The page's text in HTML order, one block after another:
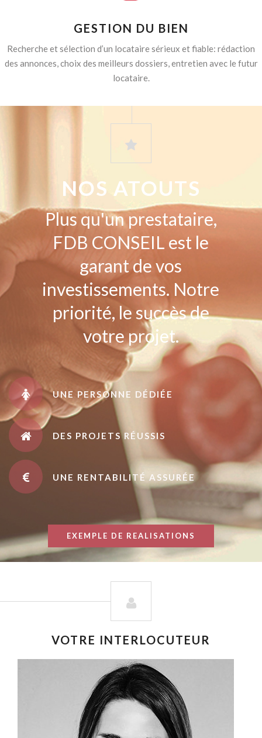
GESTION DU BIEN
Recherche et sélection d’un locataire sérieux et fiable: rédaction
des annonces, choix des meilleurs dossiers, entretien avec le futur
locataire.
NOS ATOUTS
Plus qu'un prestataire,
FDB CONSEIL est le
garant de vos
investissements. Notre
priorité, le succès de
votre projet.
UNE PERSONNE DÉDIÉE
DES PROJETS RÉUSSIS
UNE RENTABILITÉ ASSURÉE
EXEMPLE DE REALISATIONS
VOTRE INTERLOCUTEUR